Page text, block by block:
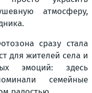
атмосферу,
сразу стала
для жителей села и
эмоций: здесь
семейные